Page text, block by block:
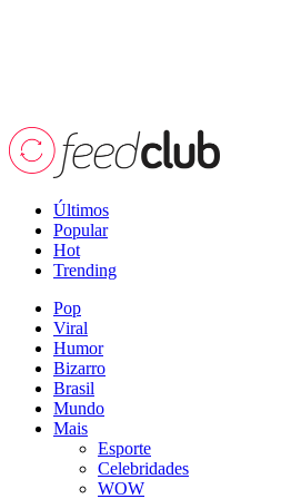
Últimos
Popular
Hot
Trending
Pop
Viral
Humor
Bizarro
Brasil
Mundo
Mais
Esporte
Celebridades
WOW